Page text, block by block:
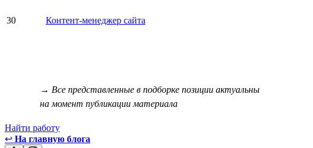
30 Контент-менеджер сайта
→ Все представленные в подборке позиции актуальны
на момент публикации материала
Найти работу
↩ На главную блога